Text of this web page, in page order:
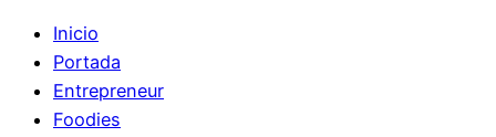
Inicio
Portada
Entrepreneur
Foodies